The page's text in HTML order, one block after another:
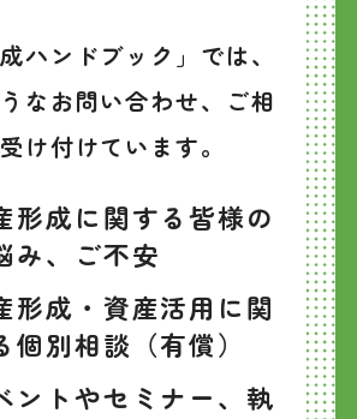
ハンドブック」では、
なお問い合わせ、ご相
け付けています。
形成に関する皆様の
み、ご不安
形成・資産活用に関
個別相談（有償）
ントやセミナー、執